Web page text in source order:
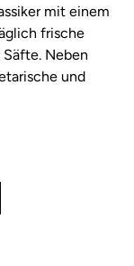
mit einem
frische
Neben
und